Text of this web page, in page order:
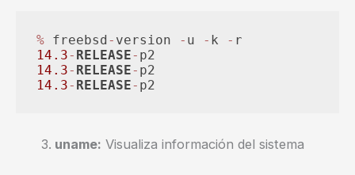
% freebsd- version - u - k -
14.3- RELEASE-
14.3- RELEASE-
14.3- RELEASE- p2
uname: Visualiza información del sistema